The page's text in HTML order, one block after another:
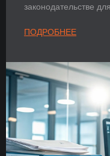
законодательстве
ПОДРОБНЕЕ